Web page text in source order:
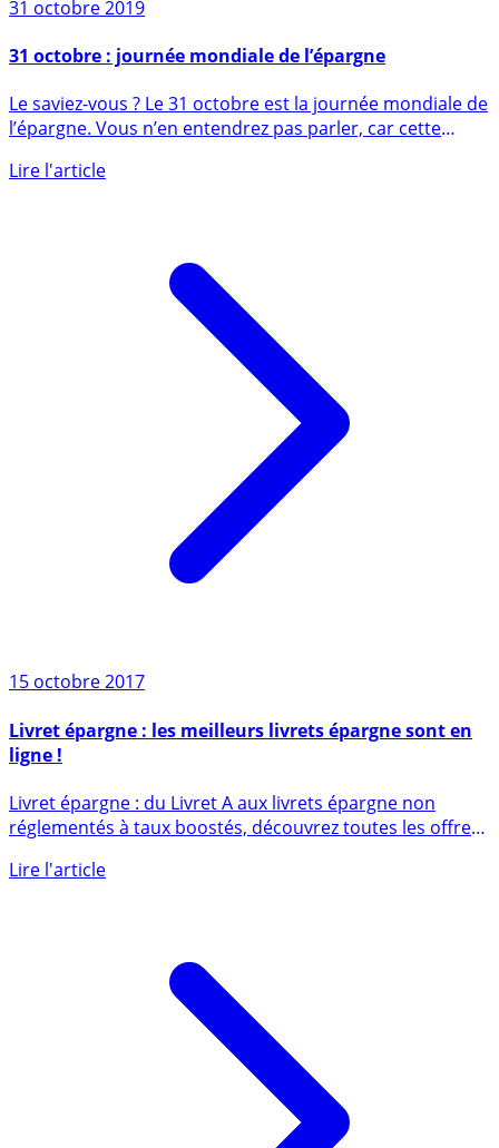
31 octobre 2019
31 octobre : journée mondiale de l’épargne
l’épargne. Vous n’en entendrez pas parler, car cette
15 octobre 2017
Livret épargne : les meilleurs livrets épargne sont en
ligne !
réglementés à taux boostés, découvrez toutes les offres